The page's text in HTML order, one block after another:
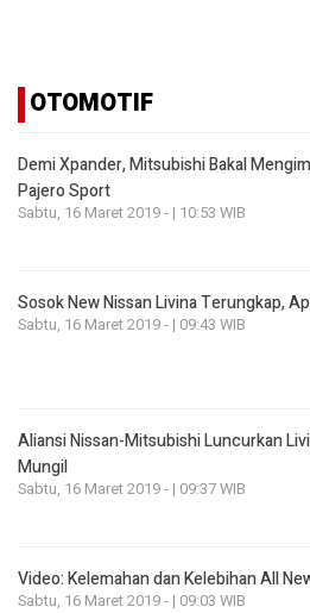
OTOMOTIF
Demi Xpander, Mitsubishi Bakal
Pajero Sport
Sabtu, 16 Maret 2019 - | 10:53 WIB
Sosok New Nissan Livina Terungkap,
Sabtu, 16 Maret 2019 - | 09:43 WIB
Aliansi Nissan-Mitsubishi Luncurkan
Mungil
Sabtu, 16 Maret 2019 - | 09:37 WIB
Video: Kelemahan dan Kelebihan All
Sabtu, 16 Maret 2019 - | 09:03 WIB